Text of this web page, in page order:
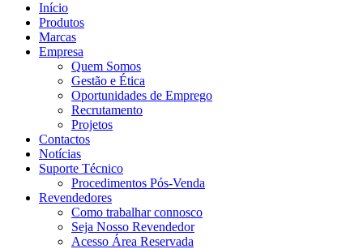
Início
Produtos
Marcas
Empresa
Quem Somos
Gestão e Ética
Oportunidades de Emprego
Recrutamento
Projetos
Contactos
Notícias
Suporte Técnico
Procedimentos Pós-Venda
Revendedores
Como trabalhar connosco
Seja Nosso Revendedor
Acesso Área Reservada